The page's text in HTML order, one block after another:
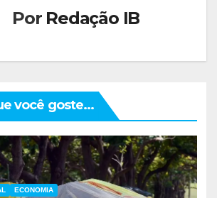
Por Redação IB
você goste...
ECONOMIA